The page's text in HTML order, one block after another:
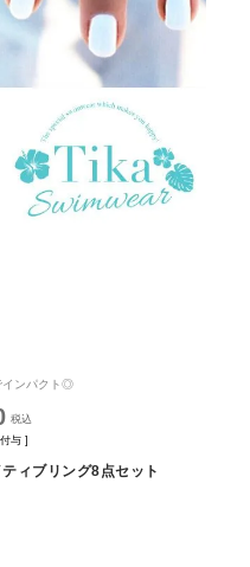
インパクト◎
与 ]
ィブリング8点セット